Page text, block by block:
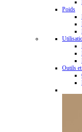
Poids
Outils